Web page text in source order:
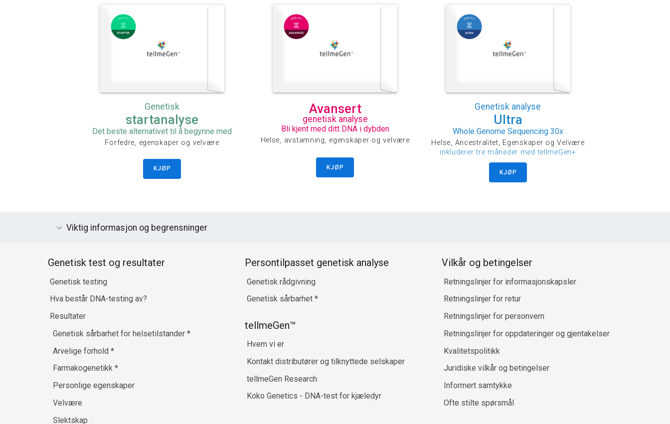
Genetisk
startanalyse
Det beste alternativet til å begynne med
Forfedre, egenskaper og velvære
KJØP
Avansert
genetisk analyse
Bli kjent med ditt DNA i dybden
Helse, avstamning, egenskaper og velvære
KJØP
Genetisk analyse
Ultra
Whole Genome Sequencing 30x
Helse, Ancestralitet, Egenskaper og Velvære
inkluderer tre måneder med tellmeGen+
KJØP
Viktig informasjon og begrensninger
Genetisk test og resultater
Genetisk testing
Hva består DNA-testing av?
Resultater
Genetisk sårbarhet for helsetilstander *
Arvelige forhold *
Farmakogenetikk *
Personlige egenskaper
Velvære
Slektskap
Persontilpasset genetisk analyse
Genetisk rådgivning
Genetisk sårbarhet *
tellmeGen™
Hvem vi er
Kontakt distributører og tilknyttede selskaper
tellmeGen Research
Koko Genetics - DNA-test for kjæledyr
Vilkår og betingelser
Retningslinjer for informasjonskapsler
Retningslinjer for retur
Retningslinjer for personvern
Retningslinjer for oppdateringer og gjentakelser
Kvalitetspolitikk
Juridiske vilkår og betingelser
Informert samtykke
Ofte stilte spørsmål